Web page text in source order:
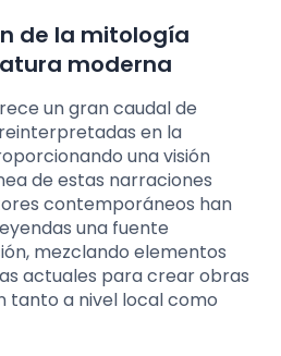
de la mitología
moderna
un gran caudal de
en la
una visión
de estas narraciones
contemporáneos han
una fuente
mezclando elementos
actuales para crear obras
tanto a nivel local como